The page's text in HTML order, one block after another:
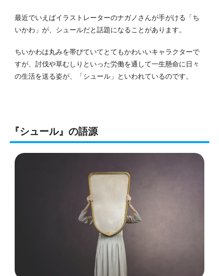
最近でいえばイラストレーターのナガノさんが手がける「ち
いかわ」が、シュールだと話題になることがあります。
ちいかわは丸みを帯びていてとてもかわいいキャラクターで
すが、討伐や草むしりといった労働を通して一生懸命に日々
の生活を送る姿が、「シュール」といわれているのです。
『シュール』の語源